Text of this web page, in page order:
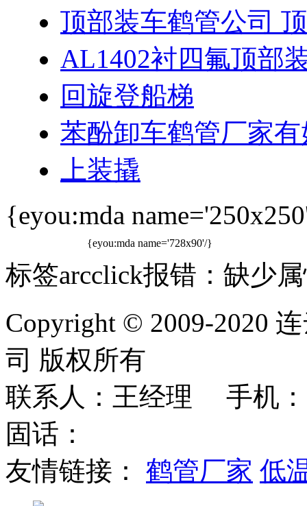
顶部装车鹤管公司
AL1402衬四氟顶部
回旋登船梯
苯酚卸车鹤管厂家
上装撬
{eyou:mda
{eyou:mda name='728x90'/}
标签arcclick报错：缺少
Copyright © 2009-2020
司 版权所有
联系人：王经理 手机：
固话：
友情链接： 鹤管厂家 低